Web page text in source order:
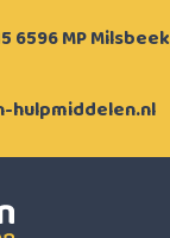
hulpmiddelen.nl
6596 MP Milsbeek